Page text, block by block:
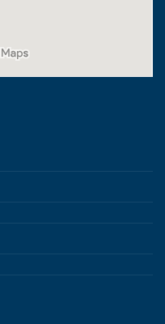
Santos